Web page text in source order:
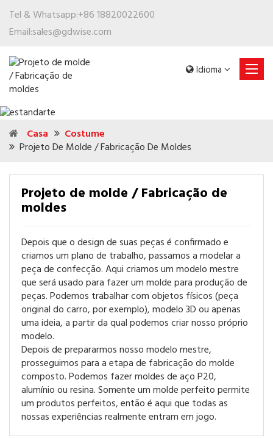
Tel & Whatsapp:+86 18820022600
Email:sales@gdwise.com
Idioma
Casa
Costume
Projeto De Molde / Fabricação De Moldes
Projeto de molde / Fabricação de
moldes
Depois que o design de suas peças é confirmado e
criamos um plano de trabalho, passamos a modelar a
peça de confecção. Aqui criamos um modelo mestre
que será usado para fazer um molde para produção de
peças. Podemos trabalhar com objetos físicos (peça
original do carro, por exemplo), modelo 3D ou apenas
uma ideia, a partir da qual podemos criar nosso próprio
modelo.
Depois de prepararmos nosso modelo mestre,
prosseguimos para a etapa de fabricação do molde
composto. Podemos fazer moldes de aço P20,
alumínio ou resina. Somente um molde perfeito permite
umprodutos perfeitos, então é aqui que todas as
nossas experiências realmente entram em jogo.